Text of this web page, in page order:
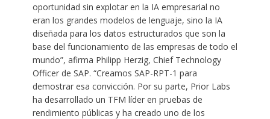
oportunidad sin explotar en la IA empresarial no
eran los grandes modelos de lenguaje, sino la IA
diseñada para los datos estructurados que son la
base del funcionamiento de las empresas de todo el
mundo”, afirma Philipp Herzig, Chief Technology
Officer de SAP. “Creamos SAP-RPT-1 para
demostrar esa convicción. Por su parte, Prior Labs
ha desarrollado un TFM líder en pruebas de
rendimiento públicas y ha creado uno de los